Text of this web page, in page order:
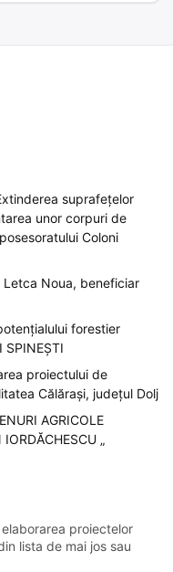
suprafețelor
unor corpuri de
Coloni
Noua, beneficiar
forestier
SPINEȘTI
proiectului de
Călărași, județul Dolj
AGRICOLE
„
proiectelor
lista de mai jos sau